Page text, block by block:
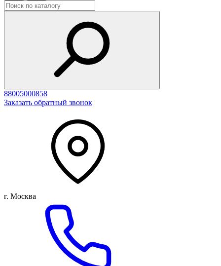
88005000858
Заказать обратный звонок
г. Москва